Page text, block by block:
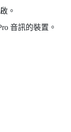
。
音訊的裝置。